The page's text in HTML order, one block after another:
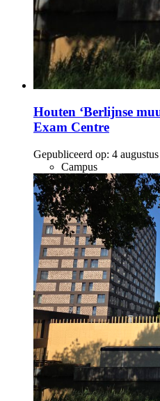
Houten ‘Berlijnse
Exam Centre
Gepubliceerd op: 4
Campus